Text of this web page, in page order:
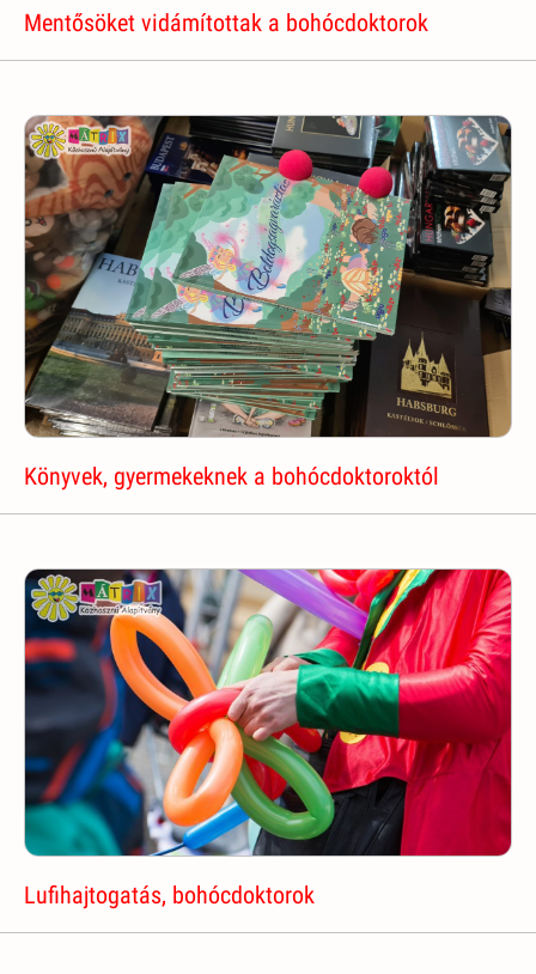
Mentősöket vidámítottak a bohócdoktorok
Könyvek, gyermekeknek a bohócdoktoroktól
Lufihajtogatás, bohócdoktorok